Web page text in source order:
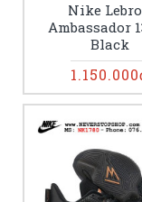
Nike
Ambassador
Black